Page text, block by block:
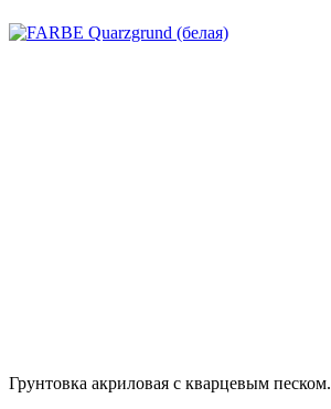
Грунтовка акриловая с кварцевым песком.